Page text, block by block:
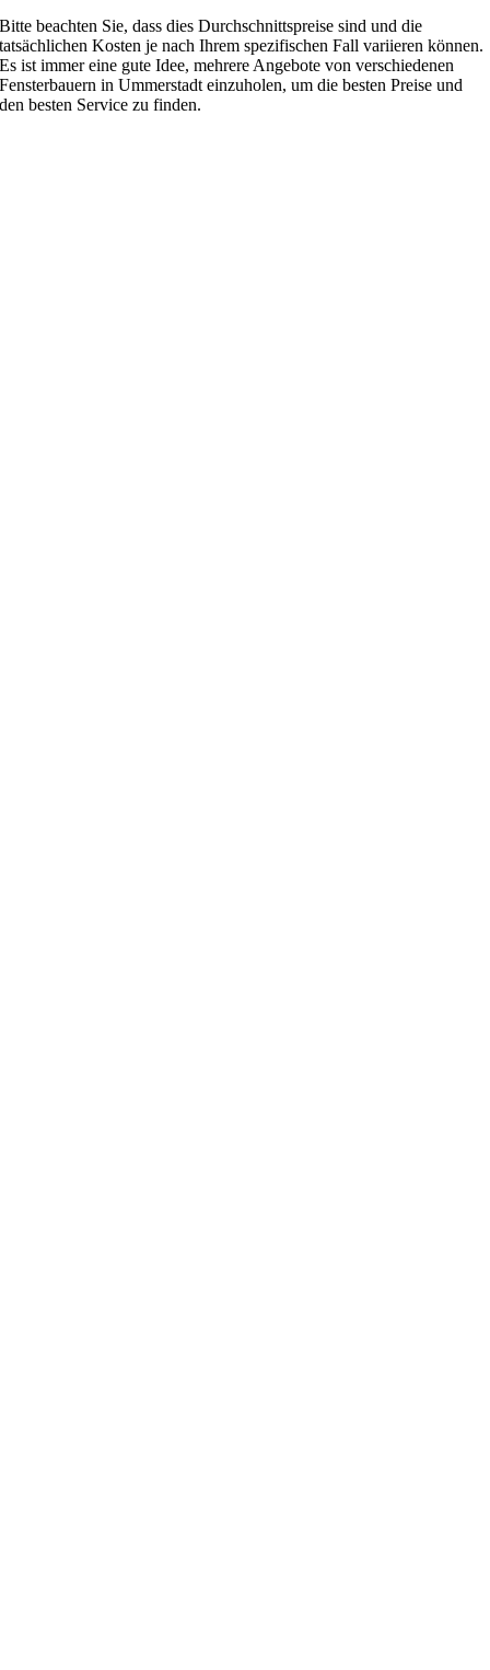
Bitte beachten Sie, dass dies Durchschnittspreise sind und die
tatsächlichen Kosten je nach Ihrem spezifischen Fall variieren können.
Es ist immer eine gute Idee, mehrere Angebote von verschiedenen
Fensterbauern in Ummerstadt einzuholen, um die besten Preise und
den besten Service zu finden.